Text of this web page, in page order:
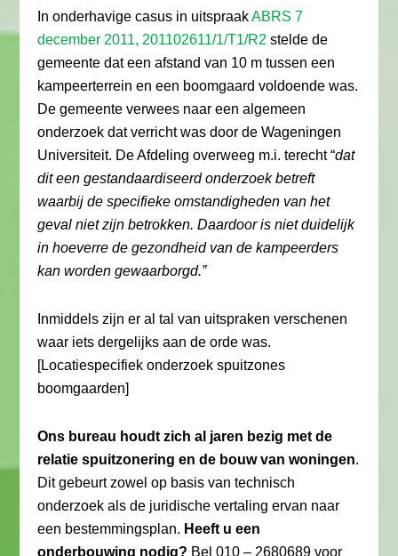
In onderhavige casus in uitspraakABRS 7
december 2011, 201102611/1/T1/R2 stelde de
gemeente dat een afstand van 10 m tussen een
kampeerterrein en een boomgaard voldoende was.
De gemeente verwees naar een algemeen
onderzoek dat verricht was door de Wageningen
Universiteit. De Afdeling overweeg m.i. terecht “dat
dit een gestandaardiseerd onderzoek betreft
waarbij de specifieke omstandigheden van het
geval niet zijn betrokken. Daardoor is niet duidelijk
in hoeverre de gezondheid van de kampeerders
kan worden gewaarborgd.”
Inmiddels zijn er al tal van uitspraken verschenen
waar iets dergelijks aan de orde was.
[Locatiespecifiek onderzoek spuitzones
boomgaarden]
Ons bureau houdt zich al jaren bezig met de
relatie spuitzonering en de bouw van woningen.
Dit gebeurt zowel op basis van technisch
onderzoek als de juridische vertaling ervan naar
een bestemmingsplan. Heeft u een
onderbouwing nodig? Bel 010 – 2680689 voor